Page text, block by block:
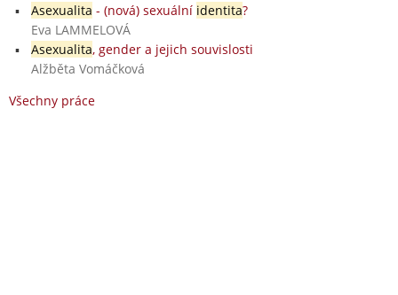
Asexualita - (nová) sexuální identita?
Eva LAMMELOVÁ
Asexualita, gender a jejich souvislosti
Alžběta Vomáčková
Všechny práce